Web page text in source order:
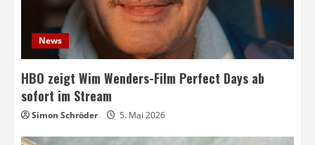
News
HBO zeigt Wim Wenders-Film Perfect Days ab
sofort im Stream
Simon Schröder 5. Mai 2026